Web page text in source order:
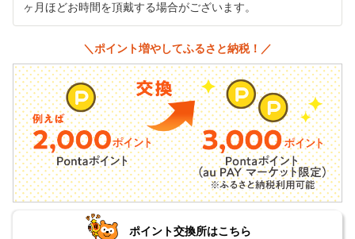
ヶ月ほどお時間を頂戴する場合がございます。
＼ポイント増やしてふるさと納税！／
ポイント交換所はこちら